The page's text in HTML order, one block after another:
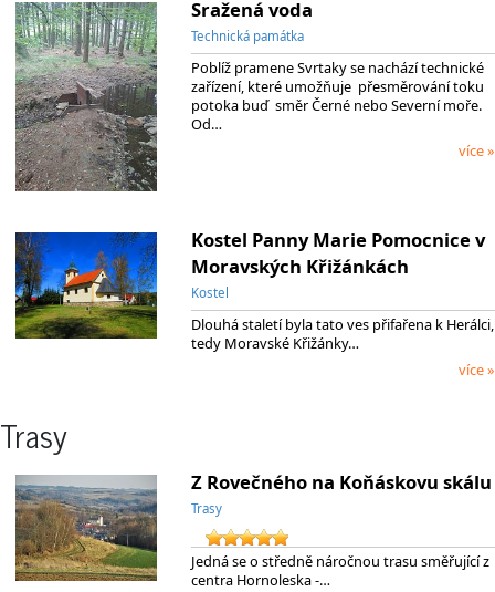
Sražená voda
Technická památka
Poblíž pramene Svrtaky se nachází technické
zařízení, které umožňuje přesměrování toku
potoka buď směr Černé nebo Severní moře.
Od…
více »
Kostel Panny Marie Pomocnice v
Moravských Křižánkách
Kostel
Dlouhá staletí byla tato ves přifařena k Herálci,
tedy Moravské Křižánky…
více »
Trasy
Z Rovečného na Koňáskovu skálu
Trasy
Jedná se o středně náročnou trasu směřující z
centra Hornoleska -…